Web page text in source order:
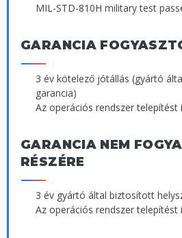
MIL-STD-810H military test
GARANCIA
3 év kötelező jótállás (gyártó
garancia)
Az operációs rendszer telepítést
GARANCIA NEM
RÉSZÉRE
3 év gyártó által biztosított
Az operációs rendszer telepítést